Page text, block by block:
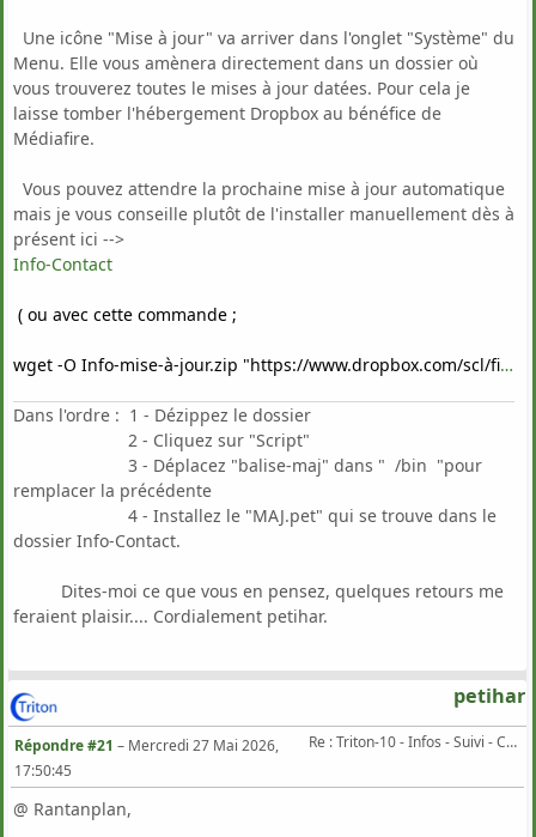
Une icône "Mise à jour" va arriver dans l'onglet "Système" du
Menu. Elle vous amènera directement dans un dossier où
vous trouverez toutes le mises à jour datées. Pour cela je
laisse tomber l'hébergement Dropbox au bénéfice de
Médiafire.
Vous pouvez attendre la prochaine mise à jour automatique
mais je vous conseille plutôt de l'installer manuellement dès à
présent ici -->
Info-Contact
( ou avec cette commande ;
wget -O Info-mise-à-jour.zip "https://www.dropbox.com/scl/fi/k59ou0cnv5v3bk1nlyya2/Info-mise-jour.zip?rlkey=yp9sqdg7uv3a4691xa5660ep0&st=fu6aiwem&dl=0" )
Dans l'ordre : 1 - Dézippez le dossier
2 - Cliquez sur "Script"
3 - Déplacez "balise-maj" dans " /bin "pour
remplacer la précédente
4 - Installez le "MAJ.pet" qui se trouve dans le
dossier Info-Contact.
Dites-moi ce que vous en pensez, quelques retours me
feraient plaisir.... Cordialement petihar.
petihar
Re : Triton-10 - Infos - Suivi - Corrections...
Répondre #21 – Mercredi 27 Mai 2026,
17:50:45
@ Rantanplan,